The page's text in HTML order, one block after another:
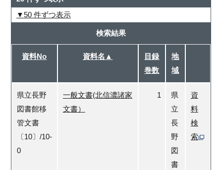
50 件ずつ表示
検索結果
資料No 資料名▲
目録
巻数
地
域
県立長野
図書館移
管文書
〔10〕/10-
0
一般文書(北信濃諸家
文書）
1
県
立
長
野
図
書
資
料
検
索